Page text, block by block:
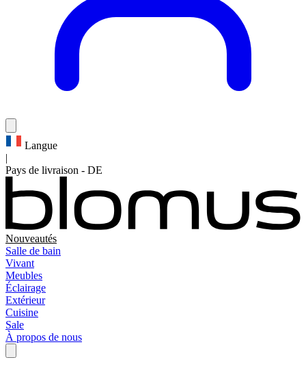
Langue
|
Pays de livraison - DE
Nouveautés
Salle de bain
Vivant
Meubles
Éclairage
Extérieur
Cuisine
Sale
À propos de nous